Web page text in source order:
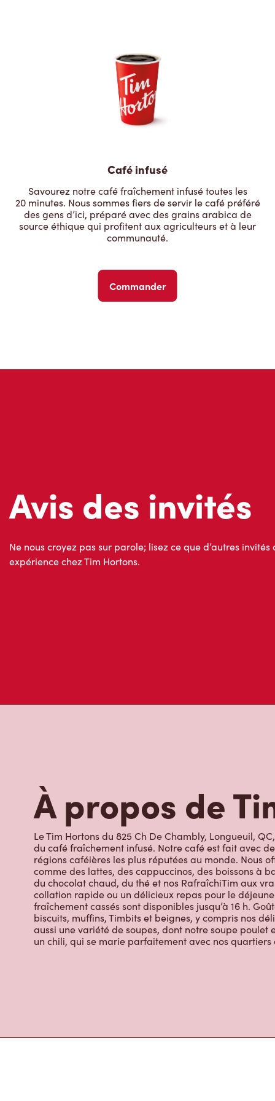
Café infusé
Savourez notre café fraîchement infusé toutes les
20 minutes. Nous sommes fiers de servir le café préféré
des gens d’ici, préparé avec des grains arabica de
source éthique qui profitent aux agriculteurs et à leur
communauté.
Commander
Avis des invités
Ne nous croyez pas sur parole; lisez ce que d’autres
expérience chez Tim Hortons.
À propos de
Le Tim Hortons du 825 Ch De Chambly, Longueuil,
du café fraîchement infusé. Notre café est fait avec
régions caféières les plus réputées au monde. Nous
comme des lattes, des cappuccinos, des boissons à
du chocolat chaud, du thé et nos RafraîchiTim aux
collation rapide ou un délicieux repas pour le
fraîchement cassés sont disponibles jusqu’à 16 h.
biscuits, muffins, Timbits et beignes, y compris nos
aussi une variété de soupes, dont notre soupe
un chili, qui se marie parfaitement avec nos quartiers